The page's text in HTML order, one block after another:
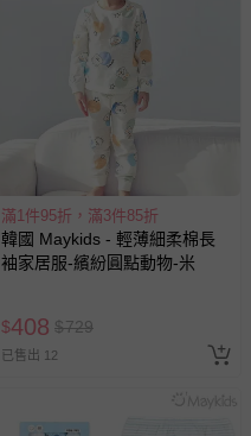
滿1件95折，滿3件85折
韓國 Maykids - 輕薄細柔棉長
袖家居服-繽紛圓點動物-米
$408 $729
已售出 12